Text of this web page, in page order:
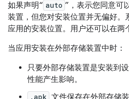
如果声明“ auto ”，表示您同意可
装置，但您对安装位置并无偏好。
应用的安装位置。用户还可以在两
当应用安装在外部存储装置中时：
只要外部存储装置是安装到
性能产生影响。
.apk 文件保存在外部存储